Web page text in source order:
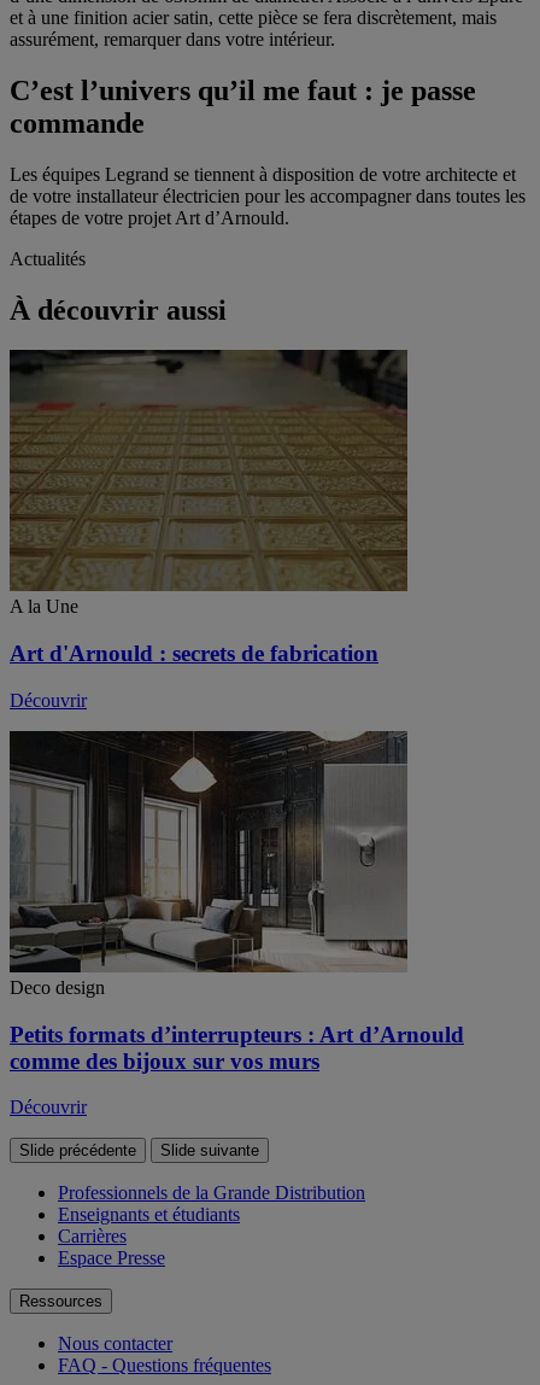
et à une finition acier satin, cette pièce se fera discrètement, mais
assurément, remarquer dans votre intérieur.
C’est l’univers qu’il me faut : je passe
commande
Les équipes Legrand se tiennent à disposition de votre architecte et
de votre installateur électricien pour les accompagner dans toutes les
étapes de votre projet Art d’Arnould.
Actualités
À découvrir aussi
A la Une
Art d'Arnould : secrets de fabrication
Découvrir
Deco design
Petits formats d’interrupteurs : Art d’Arnould
comme des bijoux sur vos murs
Découvrir
Slide précédente Slide suivante
Professionnels de la Grande Distribution
Enseignants et étudiants
Carrières
Espace Presse
Ressources
Nous contacter
FAQ - Questions fréquentes